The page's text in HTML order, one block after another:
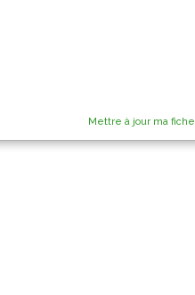
Mettre à jour ma fiche